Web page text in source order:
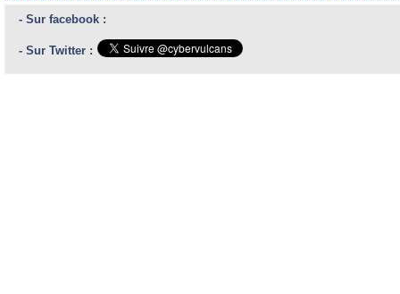
- Sur facebook :
- Sur Twitter :